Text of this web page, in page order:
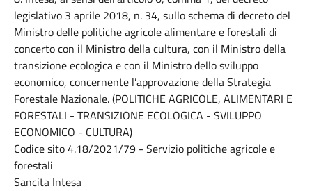
legislativo 3 aprile 2018, n. 34, sullo schema di decreto del
Ministro delle politiche agricole alimentare e forestali di
concerto con il Ministro della cultura, con il Ministro della
transizione ecologica e con il Ministro dello sviluppo
economico, concernente l’approvazione della Strategia
Forestale Nazionale. (POLITICHE AGRICOLE, ALIMENTARI E
FORESTALI - TRANSIZIONE ECOLOGICA - SVILUPPO
ECONOMICO - CULTURA)
Codice sito 4.18/2021/79 - Servizio politiche agricole e
forestali
Sancita Intesa